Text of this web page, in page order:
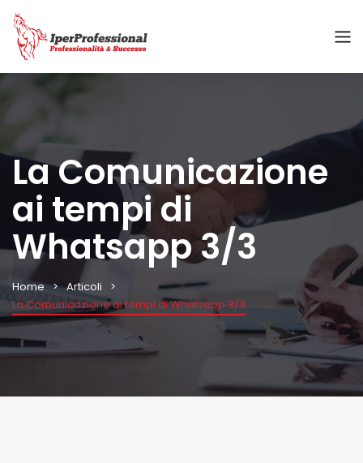
La Comunicazione
ai tempi di
Whatsapp 3/3
Home
Articoli
La Comunicazione ai tempi di Whatsapp 3/3